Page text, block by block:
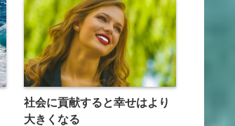
社会に貢献すると幸せはより
大きくなる